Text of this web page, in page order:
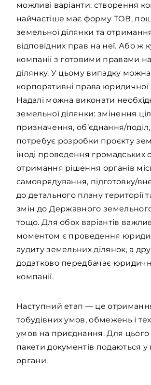
можливі варіанти: створення
найчастіше має форму ТОВ,
земельної ділянки та
відповідних прав на неї. Або ж
компанії з готовими правами
ділянку. У цьому випадку
корпоративні права юридичної
Надалі можна виконати
земельної ділянки: змінення
призначення, об’єднання/
потребує розробки проєкту
іноді проведення громадських
отримання рішення органів
самоврядування, підготовку/
до детального плану території
змін до Державного
тощо. Для обох варіантів
моментом є проведення
аудиту земельних ділянок, а
додатково передбачає
компанії.
Наступний етап — це
тобудівних умов, обмежень і
умов на приєднання. Для цього
пакети документів подаються у
органи.